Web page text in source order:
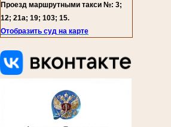
Проезд маршрутными такси №: 3;
12; 21а; 19; 103; 15.
Отобразить суд на карте